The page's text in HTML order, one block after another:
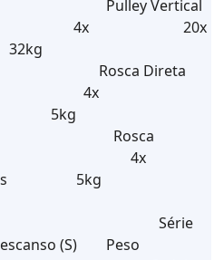
Vertical
4x 20x
32kg
Direta
4x
45s 5kg
Halteres 4x
45s 5kg
Exercício Série
(S) Peso